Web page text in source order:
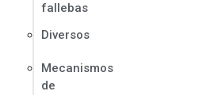
fallebas
Diversos
Mecanismos
de